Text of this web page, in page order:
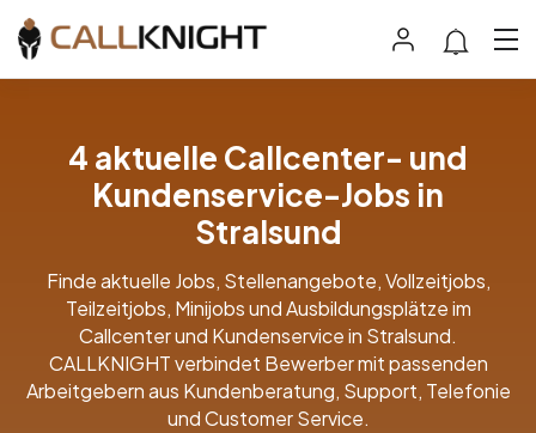
4 aktuelle Callcenter- und
Kundenservice-Jobs in
Stralsund
Finde aktuelle Jobs, Stellenangebote, Vollzeitjobs,
Teilzeitjobs, Minijobs und Ausbildungsplätze im
Callcenter und Kundenservice in Stralsund.
CALLKNIGHT verbindet Bewerber mit passenden
Arbeitgebern aus Kundenberatung, Support, Telefonie
und Customer Service.